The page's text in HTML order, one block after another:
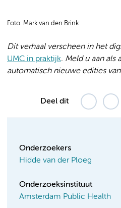
Foto: Mark van den Brink
Dit verhaal verscheen in het
UMC in praktijk. Meld u aan als
automatisch nieuwe edities
Deel dit
Onderzoekers
Hidde van der Ploeg
Onderzoeksinstituut
Amsterdam Public Health